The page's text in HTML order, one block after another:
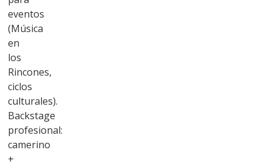
eventos
(Música
en
los
Rincones,
ciclos
culturales).
Backstage
profesional:
camerino
+